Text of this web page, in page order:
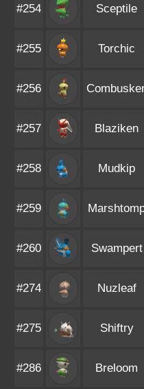
#254 Sceptile
#255 Torchic
#256
#257 Blaziken
#258 Mudkip
#259
#260 Swampert
#274 Nuzleaf
#275 Shiftry
#286 Breloom